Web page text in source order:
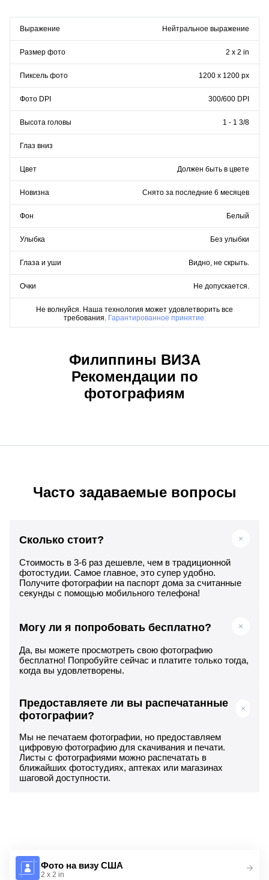
Выражение Нейтральное выражение
Размер фото 2 x 2 in
Пиксель фото 1200 x 1200 px
Фото DPI 300/600 DPI
Высота головы 1 - 1 3/8
Глаз вниз
Цвет Должен быть в цвете
Новизна Снято за последние 6 месяцев
Фон Белый
Улыбка Без улыбки
Глаза и уши Видно, не скрыть.
Очки Не допускается.
Не волнуйся. Наша технология может удовлетворить все
требования. Гарантированное принятие.
Филиппины ВИЗА
Рекомендации по
фотографиям
Часто задаваемые вопросы
Сколько стоит?
Стоимость в 3-6 раз дешевле, чем в традиционной
фотостудии. Самое главное, это супер удобно.
Получите фотографии на паспорт дома за считанные
секунды с помощью мобильного телефона!
Могу ли я попробовать бесплатно?
Да, вы можете просмотреть свою фотографию
бесплатно! Попробуйте сейчас и платите только тогда,
когда вы удовлетворены.
Предоставляете ли вы распечатанные
фотографии?
Мы не печатаем фотографии, но предоставляем
цифровую фотографию для скачивания и печати.
Листы с фотографиями можно распечатать в
ближайших фотостудиях, аптеках или магазинах
шаговой доступности.
Фото на визу США
2 x 2 in